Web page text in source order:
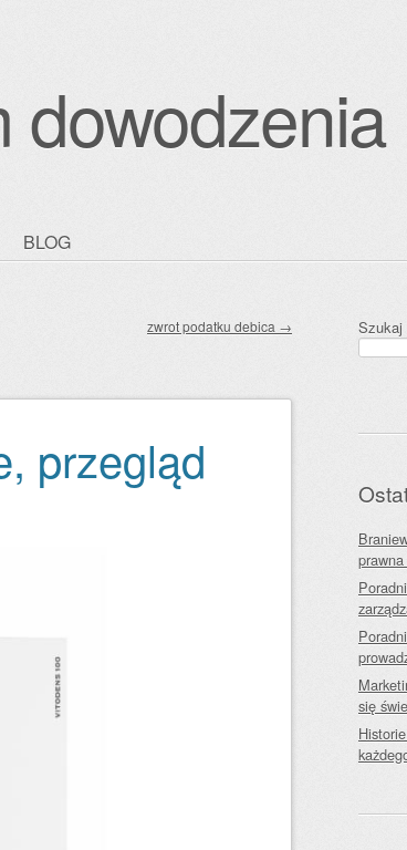
dowodzenia
BLOG
zwrot podatku debica →
przegląd
Szukaj
się